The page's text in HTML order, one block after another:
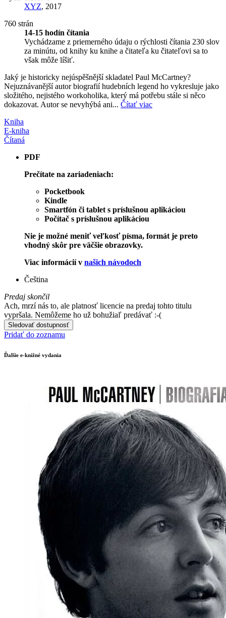
XYZ, 2017
760 strán
14-15 hodín čítania
Vychádzame z priemerného údaju o rýchlosti čítania 230 slov
za minútu, od knihy ku knihe a čitateľa ku čitateľovi sa to
však môže líšiť.
Jaký je historicky nejúspěšnější skladatel Paul McCartney?
Nejuznávanější autor biografií hudebních legend ho vykresluje jako
složitého, nejistého workoholika, který má potřebu stále si něco
dokazovat. Autor se nevyhýbá ani... Čítať viac
Kniha
E-kniha
Čítaná
PDF
Prečítate na zariadeniach:
Pocketbook
Kindle
Smartfón či tablet s príslušnou aplikáciou
Počítač s príslušnou aplikáciou
Nie je možné meniť veľkosť písma, formát je preto
vhodný skôr pre väčšie obrazovky.
Viac informácií v našich návodoch
Čeština
Predaj skončil
Ach, mrzí nás to, ale platnosť licencie na predaj tohto titulu
vypršala. Nemôžeme ho už bohužiaľ predávať :-(
Sledovať dostupnosť
Pridať do zoznamu
Ďalšie e-knižné vydania